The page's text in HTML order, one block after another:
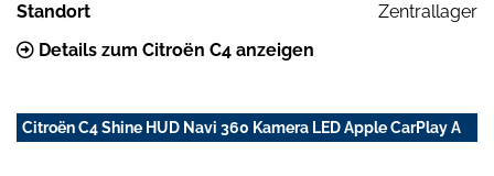
Standort
Zentrallager
Details zum Citroën C4 anzeigen
Citroën C4 Shine HUD Navi 360 Kamera LED Apple CarPlay A